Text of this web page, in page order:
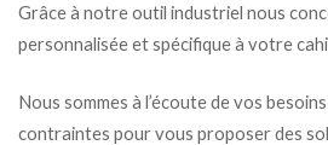
Grâce à notre outil industriel nous
personnalisée et spécifique à votre
Nous sommes à l’écoute de vos
contraintes pour vous proposer des